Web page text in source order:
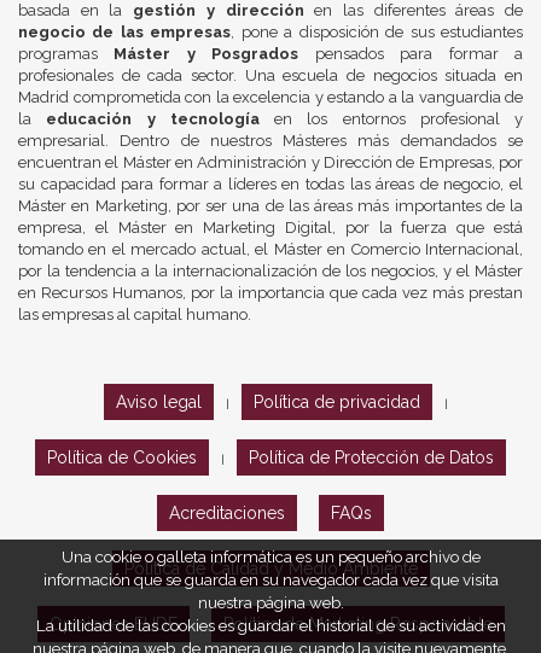
basada en la gestión y dirección en las diferentes áreas de
negocio de las empresas, pone a disposición de sus estudiantes
programas Máster y Posgrados pensados para formar a
profesionales de cada sector. Una escuela de negocios situada en
Madrid comprometida con la excelencia y estando a la vanguardia de
la educación y tecnologíaen los entornos profesional y
empresarial. Dentro de nuestros Másteres más demandados se
encuentran el Máster en Administración y Dirección de Empresas, por
su capacidad para formar a líderes en todas las áreas de negocio, el
Máster en Marketing, por ser una de las áreas más importantes de la
empresa, el Máster en Marketing Digital, por la fuerza que está
tomando en el mercado actual, el Máster en Comercio Internacional,
por la tendencia a la internacionalización de los negocios, y el Máster
en Recursos Humanos, por la importancia que cada vez más prestan
las empresas al capital humano.
Aviso legal Política de privacidad
Política de Cookies Política de Protección de Datos
Acreditaciones FAQs
Política de Calidad y Medio Ambiente
Opiniones EUDE Política de Marketing Responsable
Una cookie o galleta informática es un pequeño archivo de
información que se guarda en su navegador cada vez que visita
nuestra página web.
La utilidad de las cookies es guardar el historial de su actividad en
nuestra página web, de manera que, cuando la visite nuevamente,